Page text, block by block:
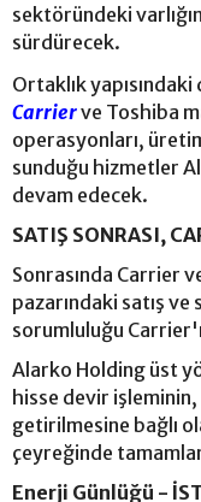
sektöründeki
sürdürecek.
Ortaklık
Carrierve Toshiba
operasyonları,
sunduğu hizmetler
devam edecek.
SATIŞ SONRASI,
Sonrasında Carrier
pazarındaki satış
sorumluluğu
Alarko Holding üst
hisse devir
getirilmesine bağlı
çeyreğinde
Enerji Günlüğü -